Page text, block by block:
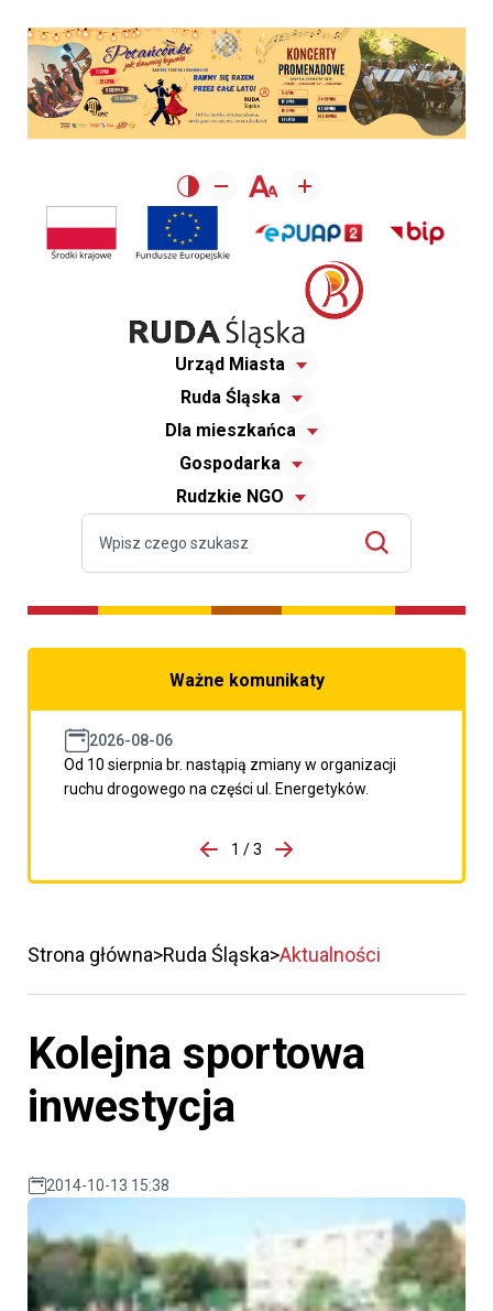
Urząd Miasta
Ruda Śląska
Dla mieszkańca
Gospodarka
Rudzkie NGO
Ważne komunikaty
2026-08-06
Od 10 sierpnia br. nastąpią zmiany w organizacji
ruchu drogowego na części ul. Energetyków.
porzpedniego komunikatu
1 / 3
Przejdź do następnego
Strona główna Ruda Śląska Aktualności
Kolejna sportowa
inwestycja
2014-10-13 15:38